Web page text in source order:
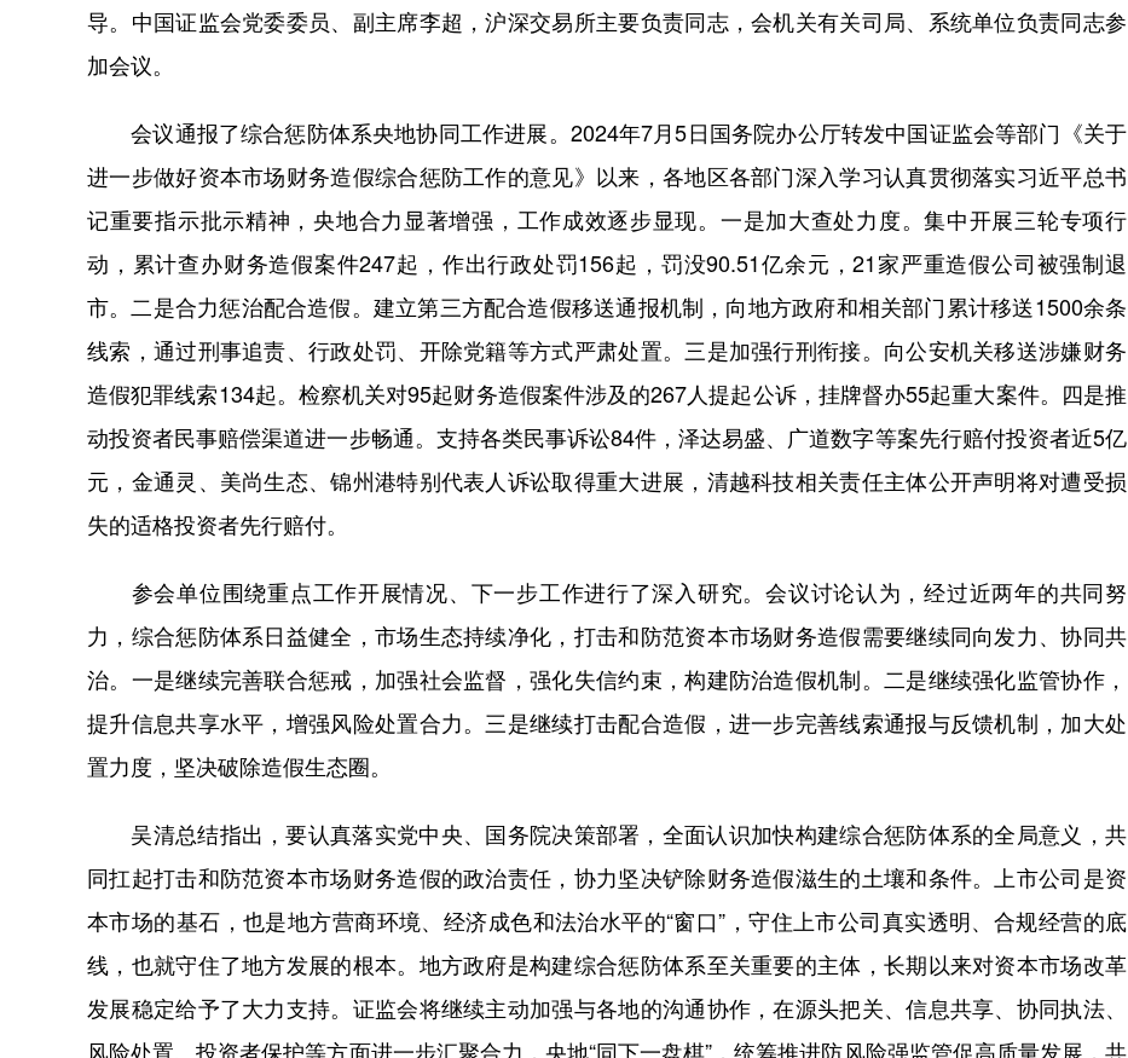
导。中国证监会党委委员、副主席李超，沪深交易所主要负责同志，会机关有关司局、系统单位负责同志参
加会议。
会议通报了综合惩防体系央地协同工作进展。2024年7月5日国务院办公厅转发中国证监会等部门《关于
进一步做好资本市场财务造假综合惩防工作的意见》以来，各地区各部门深入学习认真贯彻落实习近平总书
记重要指示批示精神，央地合力显著增强，工作成效逐步显现。一是加大查处力度。集中开展三轮专项行
动，累计查办财务造假案件247起，作出行政处罚156起，罚没90.51亿余元，21家严重造假公司被强制退
市。二是合力惩治配合造假。建立第三方配合造假移送通报机制，向地方政府和相关部门累计移送1500余条
线索，通过刑事追责、行政处罚、开除党籍等方式严肃处置。三是加强行刑衔接。向公安机关移送涉嫌财务
造假犯罪线索134起。检察机关对95起财务造假案件涉及的267人提起公诉，挂牌督办55起重大案件。四是推
动投资者民事赔偿渠道进一步畅通。支持各类民事诉讼84件，泽达易盛、广道数字等案先行赔付投资者近5亿
元，金通灵、美尚生态、锦州港特别代表人诉讼取得重大进展，清越科技相关责任主体公开声明将对遭受损
失的适格投资者先行赔付。
参会单位围绕重点工作开展情况、下一步工作进行了深入研究。会议讨论认为，经过近两年的共同努
力，综合惩防体系日益健全，市场生态持续净化，打击和防范资本市场财务造假需要继续同向发力、协同共
治。一是继续完善联合惩戒，加强社会监督，强化失信约束，构建防治造假机制。二是继续强化监管协作，
提升信息共享水平，增强风险处置合力。三是继续打击配合造假，进一步完善线索通报与反馈机制，加大处
置力度，坚决破除造假生态圈。
吴清总结指出，要认真落实党中央、国务院决策部署，全面认识加快构建综合惩防体系的全局意义，共
同扛起打击和防范资本市场财务造假的政治责任，协力坚决铲除财务造假滋生的土壤和条件。上市公司是资
本市场的基石，也是地方营商环境、经济成色和法治水平的“窗口”，守住上市公司真实透明、合规经营的底
线，也就守住了地方发展的根本。地方政府是构建综合惩防体系至关重要的主体，长期以来对资本市场改革
发展稳定给予了大力支持。证监会将继续主动加强与各地的沟通协作，在源头把关、信息共享、协同执法、
风险处置、投资者保护等方面进一步汇聚合力，央地“同下一盘棋”，统筹推进防风险强监管促高质量发展，共